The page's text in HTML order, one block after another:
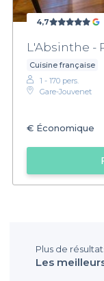
4,7
L'Absinthe -
Cuisine française
1 - 170 pers.
Gare-Jouvenet
€ Économique
Plus de
Les